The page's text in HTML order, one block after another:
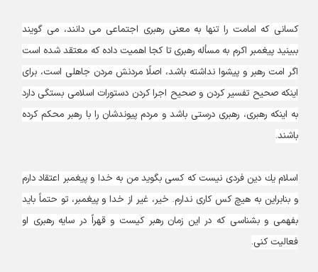
كسانى كه امامت را تنها به معنى رهبرى اجتماعى مى ‏دانند، مى‏ گويند
ببينيد پيغمبر اكرم به مسأله رهبرى تا كجا اهميت داده كه معتقد شده است
اگر امت رهبر و پيشوا نداشته باشد، اصلًا مردنش مردن جاهلى است، براى
اينكه صحيح تفسير كردن و صحيح اجرا كردن دستورات اسلامى‏ بستگى دارد
به اينكه رهبرى، رهبرى درستى باشد و مردم پيوندشان را با رهبر محكم كرده
باشند.
اسلام يك دين فردى نيست كه كسى بگويد من به خدا و پيغمبر اعتقاد دارم
و بنابراين به هيچ كس كارى ندارم. خير، غير از خدا و پيغمبر، تو حتماً بايد
بفهمى و بشناسى كه در اين زمان رهبر كيست و قهراً در سايه رهبرى او
فعاليت كنى.